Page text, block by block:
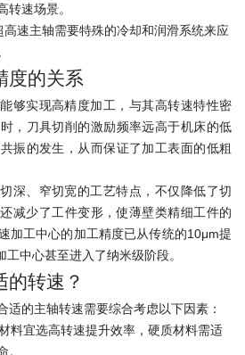
转速场景。
高速主轴需要特殊的冷却和润滑系统来应
度的关系
够实现高精度加工，与其高转速特性密
，刀具切削的激励频率远高于机床的低
振的发生，从而保证了加工表面的低粗
深、窄切宽的工艺特点，不仅降低了切
减少了工件变形，使薄壁类精细工件的
加工中心的加工精度已从传统的10μm提
工中心甚至进入了纳米级阶段。
的转速？
适的主轴转速需要综合考虑以下因素：
材料宜选高转速提升效率，硬质材料需适
。